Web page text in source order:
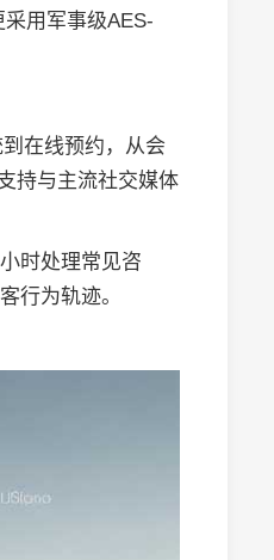
用军事级AES-
在线预约，从会
持与主流社交媒体
时处理常见咨
行为轨迹。